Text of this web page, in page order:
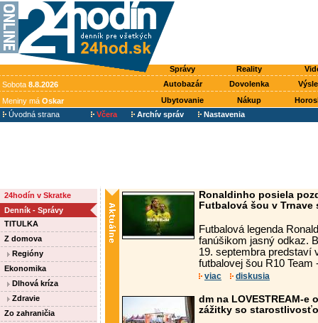
Správy Reality
Sobota 8.8.2026 Autobazár Dovolenka
Meniny má Oskar Ubytovanie Nákup
Úvodná strana
Včera Archív správ Nastavenia
24hodín v Skratke
Denník - Správy
TITULKA
Z domova
Regióny
Ekonomika
Dlhová kríza
Zdravie
Zo zahraničia
Ronaldinho posiela
Futbalová šou v
Futbalová legenda
fanúšikom jasný odkaz.
19. septembra predstaví
futbalovej šou R10
viac diskusia
dm na LOVESTREAM-
zážitky so